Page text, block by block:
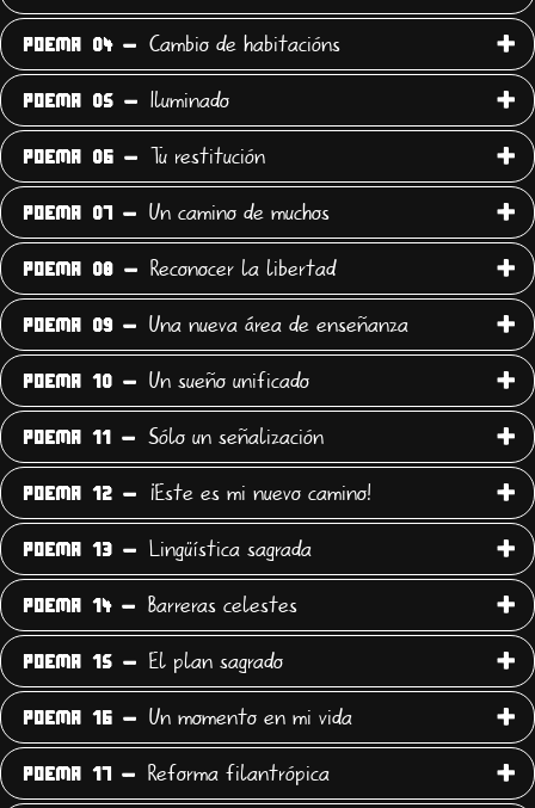
POEMA 04 - Cambio de habitacións
POEMA 05 - Iluminado
POEMA 06 - Tu restitución
POEMA 07 - Un camino de muchos
POEMA 08 - Reconocer la libertad
POEMA 09 - Una nueva área de enseñanza
POEMA 10 - Un sueño unificado
POEMA 11 - Sólo un señalización
POEMA 12 - ¡Este es mi nuevo camino!
POEMA 13 - Lingüística sagrada
POEMA 14 - Barreras celestes
POEMA 15 - El plan sagrado
POEMA 16 - Un momento en mi vida
POEMA 17 - Reforma filantrópica